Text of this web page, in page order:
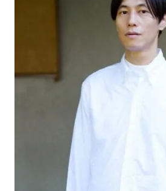
#FASHION
#SNEAKER
#HANDSOME